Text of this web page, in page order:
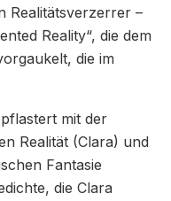
Realitätsverzerrer –
Reality“, die dem
die im
mit der
Realität (Clara) und
Fantasie
die Clara